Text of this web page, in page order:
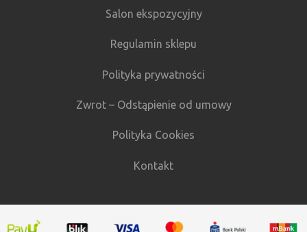
Salon ekspozycyjny
Regulamin sklepu
Polityka prywatności
Zwrot – Odstąpienie od umowy
Polityka Cookies
Kontakt